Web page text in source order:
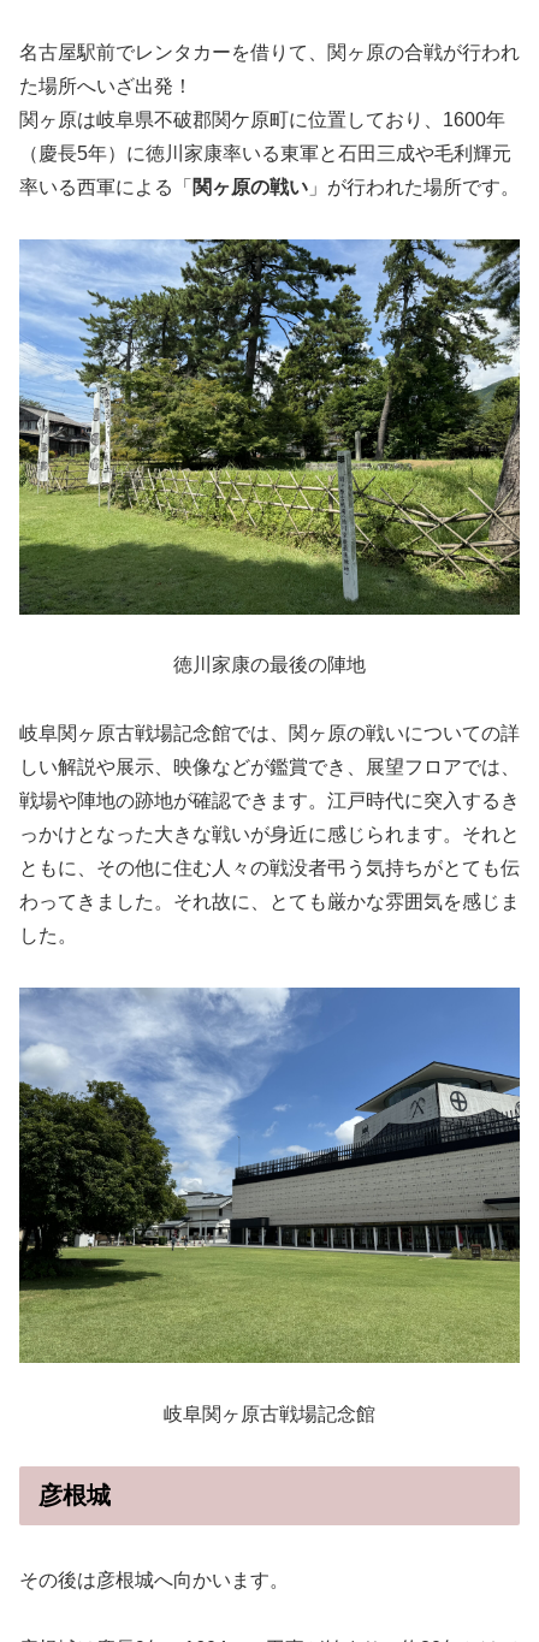
名古屋駅前でレンタカーを借りて、関ヶ原の合戦が行われ
た場所へいざ出発！
関ヶ原は岐阜県不破郡関ケ原町に位置しており、1600年
（慶長5年）に徳川家康率いる東軍と石田三成や毛利輝元
率いる西軍による「 関ヶ原の戦い 」が行われた場所です。
徳川家康の最後の陣地
岐阜関ヶ原古戦場記念館では、関ヶ原の戦いについての詳
しい解説や展示、映像などが鑑賞でき、展望フロアでは、
戦場や陣地の跡地が確認できます。江戸時代に突入するき
っかけとなった大きな戦いが身近に感じられます。それと
ともに、その他に住む人々の戦没者弔う気持ちがとても伝
わってきました。それ故に、とても厳かな雰囲気を感じま
した。
岐阜関ヶ原古戦場記念館
彦根城
その後は彦根城へ向かいます。